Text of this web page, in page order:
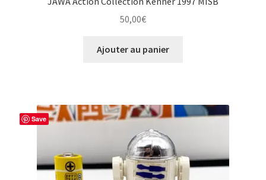
50,00€
Ajouter au panier
Save